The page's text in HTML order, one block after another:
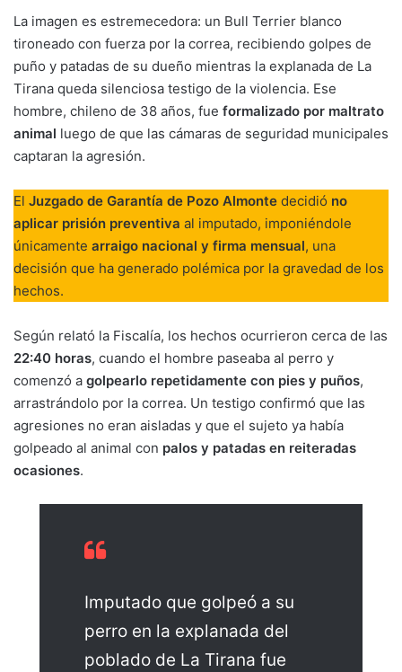
La imagen es estremecedora: un Bull Terrier blanco
tironeado con fuerza por la correa, recibiendo golpes de
puño y patadas de su dueño mientras la explanada de La
Tirana queda silenciosa testigo de la violencia. Ese
hombre, chileno de 38 años, fue formalizado por maltrato
animal luego de que las cámaras de seguridad municipales
captaran la agresión.
El Juzgado de Garantía de Pozo Almonte decidió no
aplicar prisión preventiva al imputado, imponiéndole
únicamente arraigo nacional y firma mensual, una
decisión que ha generado polémica por la gravedad de los
hechos.
Según relató la Fiscalía, los hechos ocurrieron cerca de las
22:40 horas, cuando el hombre paseaba al perro y
comenzó a golpearlo repetidamente con pies y puños,
arrastrándolo por la correa. Un testigo confirmó que las
agresiones no eran aisladas y que el sujeto ya había
golpeado al animal con palos y patadas en reiteradas
ocasiones.
Imputado que golpeó a su
perro en la explanada del
poblado de La Tirana fue